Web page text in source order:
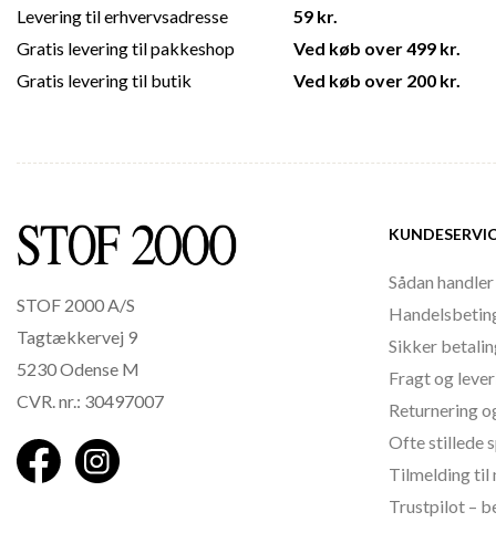
Levering til erhvervsadresse
Gratis levering til pakkeshop
Gratis levering til butik
59 kr.
Ved køb over 499 kr.
Ved køb over 200 kr.
STOF 2000 A/S
Tagtækkervej 9
5230 Odense M
CVR. nr.: 30497007
Sådan
Sikker
Fragt og
Returnering
Ofte stillede
Tilmelding til
Trustpilot –